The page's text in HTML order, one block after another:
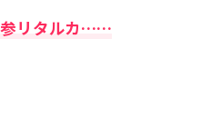
リタルカ……